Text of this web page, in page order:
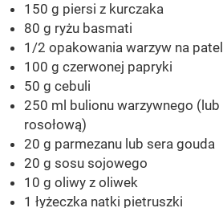
150 g piersi z kurczaka
80 g ryżu basmati
1/2 opakowania warzyw na
100 g czerwonej papryki
50 g cebuli
250 ml bulionu warzywnego
rosołową)
20 g parmezanu lub sera gouda
20 g sosu sojowego
10 g oliwy z oliwek
1 łyżeczka natki pietruszki